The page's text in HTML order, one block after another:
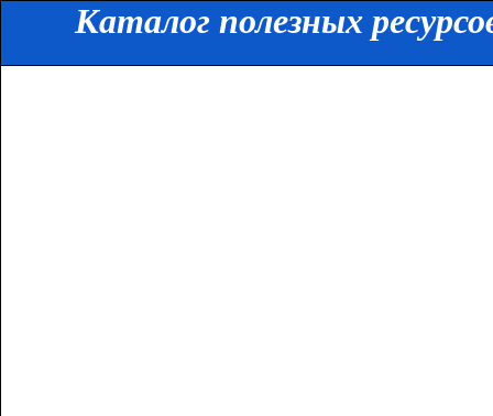
Каталог полезных